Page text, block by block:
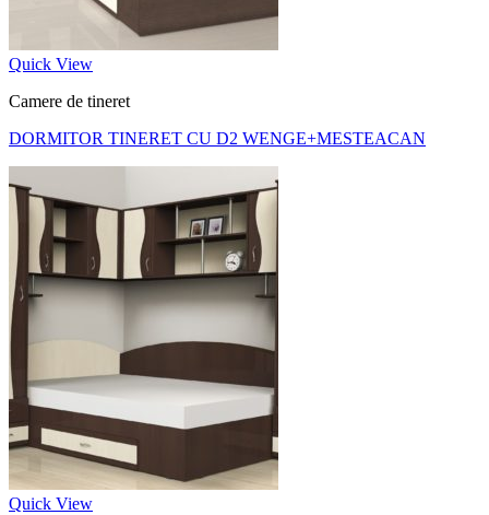
Quick View
Camere de tineret
DORMITOR TINERET CU D2 WENGE+MESTEACAN
Quick View